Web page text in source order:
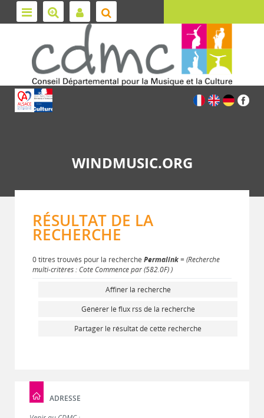
WINDMUSIC.ORG
RÉSULTAT DE LA
RECHERCHE
0 titres trouvés pour la recherche Permalink= (Recherche
multi-critères : Cote Commence par (582.0F) )
Affiner la recherche
Générer le flux rss de la recherche
Partager le résultat de cette recherche
ADRESSE